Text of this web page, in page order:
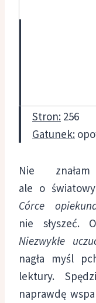
Stron: 256
Gatunek:
Nie
ale o
Córce
nie słyszeć.
Niezwykłe
nagła myśl
lektury.
naprawdę